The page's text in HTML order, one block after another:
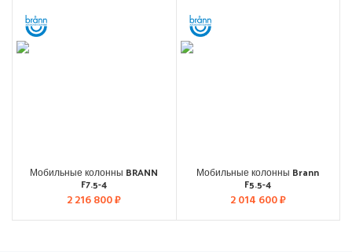
Мобильные колонны BRANN
F7.5-4
2 216 800₽
Мобильные колонны Brann
F5.5-4
2 014 600₽